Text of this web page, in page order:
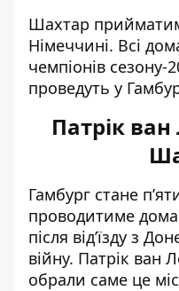
Шахтар
Німеччині. Всі
чемпіонів сезону-
проведуть у
Патрік
Гамбург стане
проводитиме
після від’їзду з
війну. Патрік ван
обрали саме це